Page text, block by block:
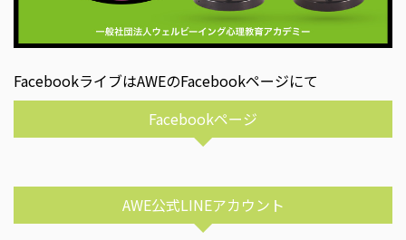
FacebookライブはAWEのFacebookページにて
Facebookページ
AWE公式LINEアカウント